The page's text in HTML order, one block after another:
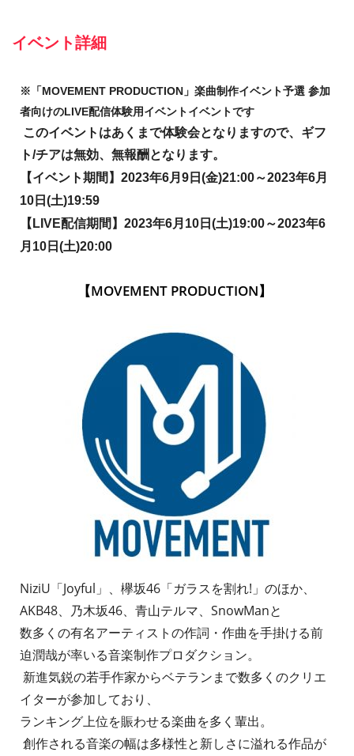
イベント詳細
※「MOVEMENT PRODUCTION」楽曲制作イベント予選 参加
者向けのLIVE配信体験用イベントイベントです
このイベントはあくまで体験会となりますので、ギフ
ト/チアは無効、無報酬となります。
【イベント期間】2023年6月9日(金)21:00～2023年6月
10日(土)19:59
【LIVE配信期間】 2023年6月10日(土)19:00～2023年6
月10日(土)20:00
【MOVEMENT PRODUCTION】
NiziU「Joyful」、欅坂46「ガラスを割れ!」のほか、
AKB48、乃木坂46、青山テルマ、SnowManと
数多くの有名アーティストの作詞・作曲を手掛ける前
迫潤哉が率いる音楽制作プロダクション。
新進気鋭の若手作家からベテランまで数多くのクリエ
イターが参加しており、
ランキング上位を賑わせる楽曲を多く輩出。
創作される音楽の幅は多様性と新しさに溢れる作品が